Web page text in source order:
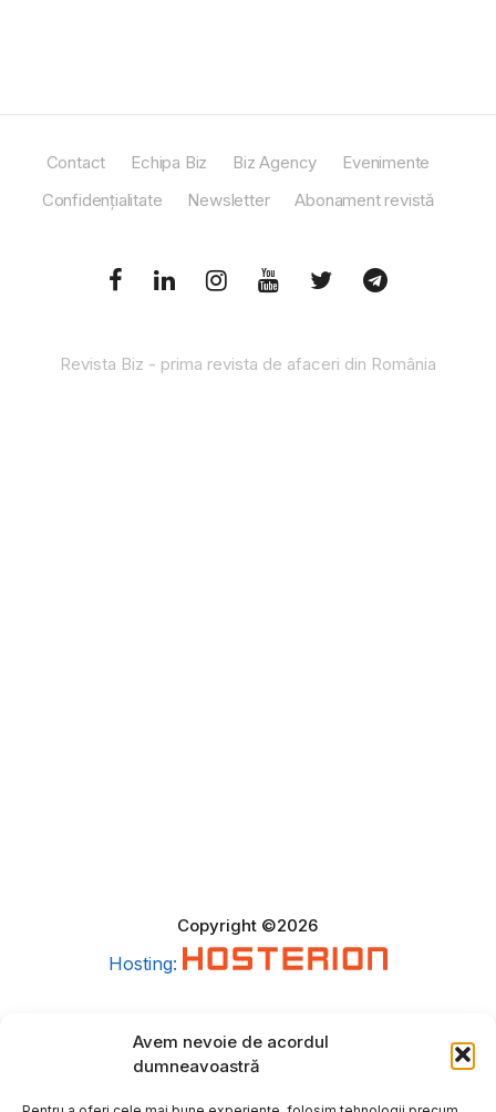
Avem nevoie de acordul
dumneavoastră
Contact Echipa Biz Biz Agency
Evenimente
Confidențialitate
Newsletter Abonament revistă
Revista Biz - prima revista de afaceri din România
Copyright ©2026
Hosting: